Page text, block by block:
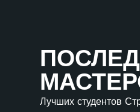
Лучших студентов